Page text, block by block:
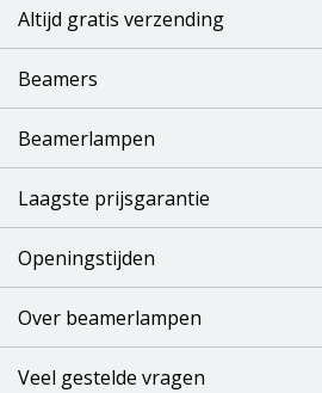
Altijd gratis verzending
Beamers
Beamerlampen
Laagste prijsgarantie
Openingstijden
Over beamerlampen
Veel gestelde vragen